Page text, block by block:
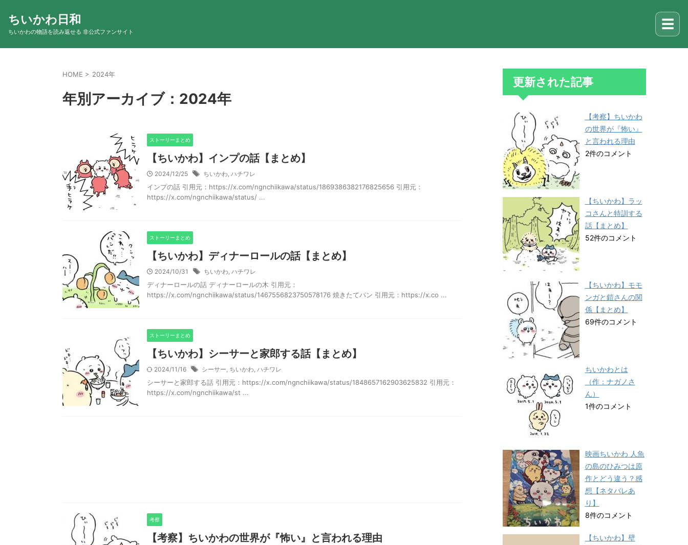
ちいかわ日和
ちいかわの物語を読み返せる 非公式ファンサイト ☰
HOME > 2024年
年別アーカイブ：2024年
ストーリーまとめ
【ちいかわ】インプの話【まとめ】
2024/12/25 ちいかわ, ハチワレ
インプの話 引用元：https://x.com/ngnchiikawa/status/1869386382176825656 引用元：
https://x.com/ngnchiikawa/status/ ...
ストーリーまとめ
【ちいかわ】ディナーロールの話【まとめ】
2024/10/31 ちいかわ, ハチワレ
ディナーロールの話 ディナーロールの木 引用元：
https://x.com/ngnchiikawa/status/1467556823750578176 焼きたてパン 引用元：https://x.co ...
ストーリーまとめ
【ちいかわ】シーサーと家郎する話【まとめ】
2024/11/16 シーサー, ちいかわ, ハチワレ
シーサーと家郎する話 引用元：https://x.com/ngnchiikawa/status/1848657162903625832 引用元：
https://x.com/ngnchiikawa/st ...
考察
【考察】ちいかわの世界が『怖い』と言われる理由
更新された記事
【考察】ちいかわ
の世界が『怖い』
と言われる理由
2件のコメント
【ちいかわ】ラッ
コさんと特訓する
話【まとめ】
52件のコメント
【ちいかわ】モモ
ンガと鎧さんの関
係【まとめ】
69件のコメント
ちいかわとは
（作：ナガノさ
ん）
1件のコメント
映画ちいかわ 人魚
の島のひみつは原
作とどう違う？感
想【ネタバレあ
り】
8件のコメント
【ちいかわ】壁